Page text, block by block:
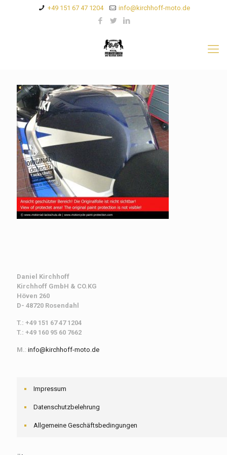
+49 151 67 47 1204 info@kirchhoff-moto.de
Daniel Kirchhoff
Kirchhoff GmbH & CO.KG
Höven 260
D- 48720 Rosendahl
T.: +49 151 67 47 1204
T.: +49 160 95 60 7662
M.: info@kirchhoff-moto.de
Impressum
Datenschutzbelehrung
Allgemeine Geschäftsbedingungen